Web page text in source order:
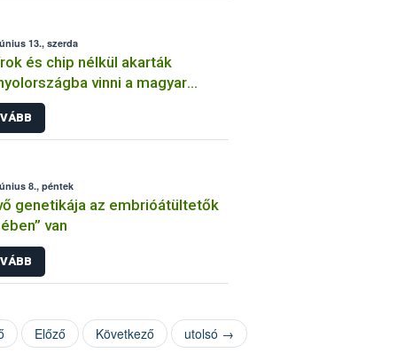
13., szerda
és chip nélkül akarták
vinni a magyar
8., péntek
genetikája az embrióátültetők
van
Előző Következő utolsó →